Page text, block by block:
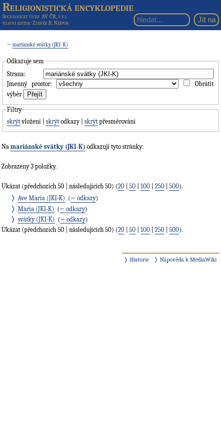
Religionistická encyklopedie
Sociologický ústav AV ČR, v.v.i.
hlavní editor: Zdeněk R. Nešpor
←mariánské svátky (JKI-K)
Odkazuje sem
Strana:
Jmenný prostor:
Obrátit
výběr
Filtry
skrýtvložení |skrýt odkazy |skrýt přesměrování
Na mariánské svátky (JKI-K) odkazují tyto stránky:
Zobrazeny 3 položky.
Ukázat (předchozích 50 | následujících 50) (20 50 100 250 500).
Ave Maria (JKI-K) (← odkazy)
Maria (JKI-K) (← odkazy)
svátky (JKI-K) (← odkazy)
Ukázat (předchozích 50 | následujících 50) (20 50 100 250 500).
Historie Nápověda k MediaWiki